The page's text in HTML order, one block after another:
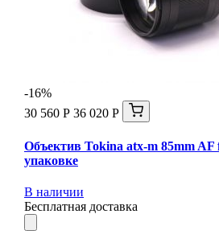
-16%
30 560 Р 36 020 Р
Объектив Tokina atx-m 85mm AF
упаковке
В наличии
Бесплатная доставка